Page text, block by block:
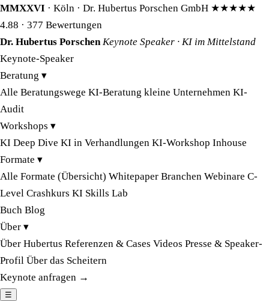
MMXXVI · Köln · Dr. Hubertus Porschen GmbH ★★★★★
4.88 · 377 Bewertungen
Dr. Hubertus Porschen Keynote Speaker · KI im Mittelstand
Keynote-Speaker
Beratung ▾
Alle Beratungswege KI-Beratung kleine Unternehmen KI-
Audit
Workshops ▾
KI Deep Dive KI in Verhandlungen KI-Workshop Inhouse
Formate ▾
Alle Formate (Übersicht) Whitepaper Branchen Webinare C-
Level Crashkurs KI Skills Lab
Buch Blog
Über ▾
Über Hubertus Referenzen & Cases Videos Presse & Speaker-
Profil Über das Scheitern
Keynote anfragen →
☰